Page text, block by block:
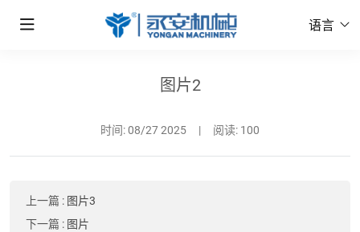
语言
图片2
时间:08/27 2025 | 阅读: 100
上一篇 : 图片3
下一篇 : 图片